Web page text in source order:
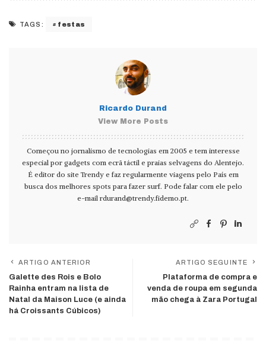
TAGS: festas
Ricardo Durand
View More Posts
Começou no jornalismo de tecnologias em 2005 e tem interesse
especial por gadgets com ecrã táctil e praias selvagens do Alentejo.
É editor do site Trendy e faz regularmente viagens pelo País em
busca dos melhores spots para fazer surf. Pode falar com ele pelo
e-mail rdurand@trendy.fidemo.pt.
ARTIGO ANTERIOR
Galette des Rois e Bolo
Rainha entram na lista de
Natal da Maison Luce (e ainda
há Croissants Cúbicos)
ARTIGO SEGUINTE
Plataforma de compra e
venda de roupa em segunda
mão chega à Zara Portugal